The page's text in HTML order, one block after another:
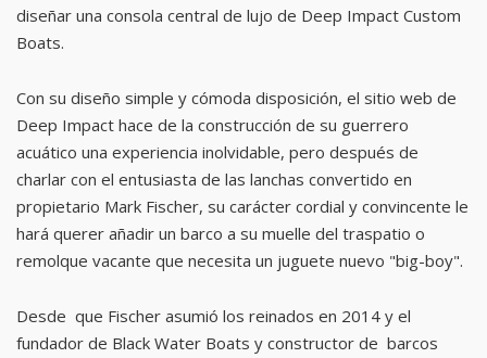
diseñar una consola central de lujo de Deep Impact Custom
Boats.
Con su diseño simple y cómoda disposición, el sitio web de
Deep Impact hace de la construcción de su guerrero
acuático una experiencia inolvidable, pero después de
charlar con el entusiasta de las lanchas convertido en
propietario Mark Fischer, su carácter cordial y convincente le
hará querer añadir un barco a su muelle del traspatio o
remolque vacante que necesita un juguete nuevo "big-boy".
Desde que Fischer asumió los reinados en 2014 y el
fundador de Black Water Boats y constructor de barcos